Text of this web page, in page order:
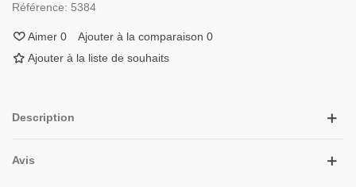
Référence: 5384
Aimer 0 Ajouter à la comparaison 0
Ajouter à la liste de souhaits
Description
Avis